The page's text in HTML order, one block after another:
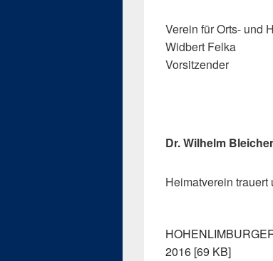
Verein für Orts- und
Widbert Felka
Vorsitzender
Dr. Wilhelm Bleicher
Heimatverein
2016 [69 KB]